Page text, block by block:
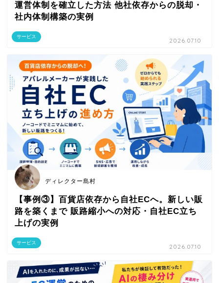
サービス
運営体制を確立した方法 他社依存からの脱却・
社内体制構築の実例
2026.07.10
サービス
ディレクター島村
【事例③】百貨店依存から自社ECへ。新しい販
路を築くまで 販路縮小への対応・自社EC立ち
上げの実例
2026.07.10